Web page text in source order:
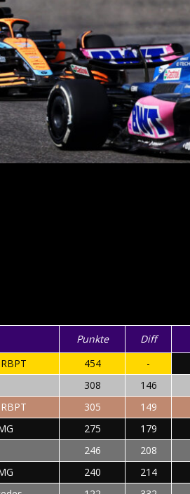
Punkte Diff
454
-
308 146
305 149
275 179
246 208
240 214